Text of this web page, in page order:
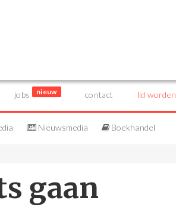
jobs nieuw contact lid worden
Nieuwsmedia Boekhandel
gaan